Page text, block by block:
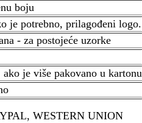
boju
je potrebno, prilagođeni logo.
- za postojeće uzorke
je više pakovano u kartonu
WESTERN UNION